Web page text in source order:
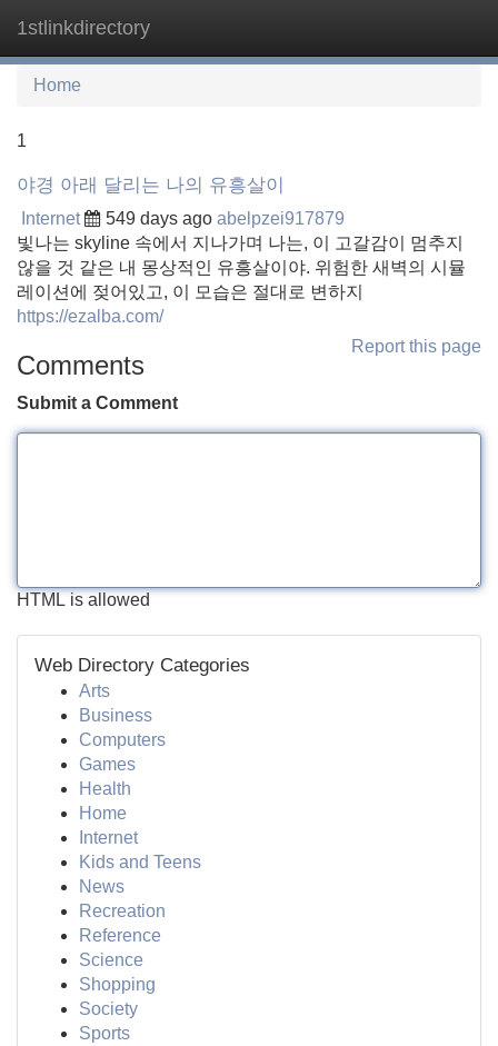
1stlinkdirectory
Home
1
야경 아래 달리는 나의 유흥살이
Internet 549 days ago abelpzei917879
빛나는 skyline 속에서 지나가며 나는, 이 고갈감이 멈추지
않을 것 같은 내 몽상적인 유흥살이야. 위험한 새벽의 시뮬
레이션에 젖어있고, 이 모습은 절대로 변하지
https://ezalba.com/
Report this page
Comments
Submit a Comment
HTML is allowed
Web Directory Categories
Arts
Business
Computers
Games
Health
Home
Internet
Kids and Teens
News
Recreation
Reference
Science
Shopping
Society
Sports